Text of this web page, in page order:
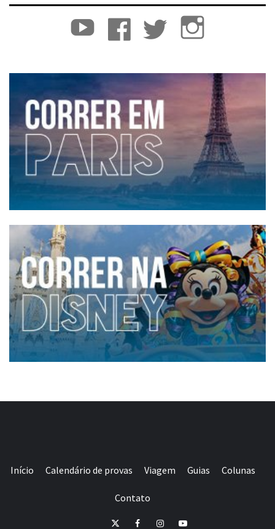
YouTube Facebook Twitter
Início Calendário de provas Viagem Guias Colunas
Contato
TwitterFacebookInstagramYoutube